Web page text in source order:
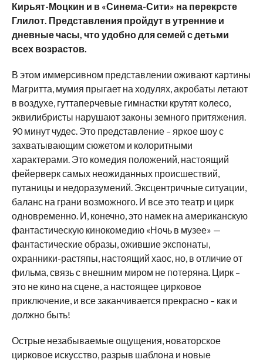
Кирьят-Моцкин и в «Синема-Сити» на перекрсте
Глилот. Представления пройдут в утренние и
дневные часы, что удобно для семей с детьми
всех возрастов.
В этом иммерсивном представлении оживают картины
Магритта, мумия прыгает на ходулях, акробаты летают
в воздухе, гуттаперчевые гимнастки крутят колесо,
эквилибристы нарушают законы земного притяжения.
90 минут чудес. Это представление – яркое шоу с
захватывающим сюжетом и колоритными
характерами. Это комедия положений, настоящий
фейерверк самых неожиданных происшествий,
путаницы и недоразумений. Эксцентричные ситуации,
баланс на грани возможного. И все это театр и цирк
одновременно. И, конечно, это намек на американскую
фантастическую кинокомедию «Ночь в музее» —
фантастические образы, ожившие экспонаты,
охранники-растяпы, настоящий хаос, но, в отличие от
фильма, связь с внешним миром не потеряна. Цирк –
это не кино на сцене, а настоящее цирковое
приключение, и все заканчивается прекрасно – как и
должно быть!
Острые незабываемые ощущения, новаторское
цирковое искусство, разрыв шаблона и новые